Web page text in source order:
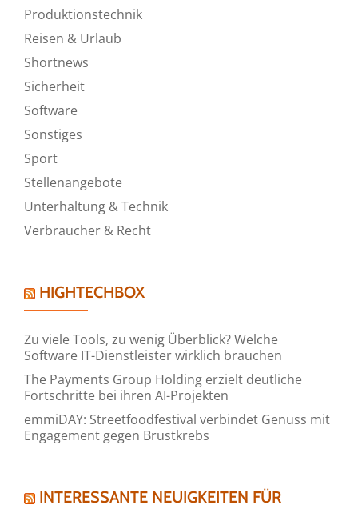
Produktionstechnik
Reisen & Urlaub
Shortnews
Sicherheit
Software
Sonstiges
Sport
Stellenangebote
Unterhaltung & Technik
Verbraucher & Recht
HIGHTECHBOX
Zu viele Tools, zu wenig Überblick? Welche
Software IT-Dienstleister wirklich brauchen
The Payments Group Holding erzielt deutliche
Fortschritte bei ihren AI-Projekten
emmiDAY: Streetfoodfestival verbindet Genuss mit
Engagement gegen Brustkrebs
INTERESSANTE NEUIGKEITEN FÜR